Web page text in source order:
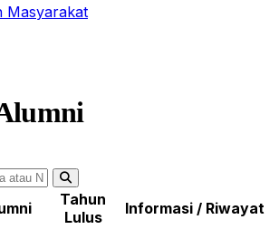
Masyarakat
Tahun
Lulus
Informasi / Riwayat